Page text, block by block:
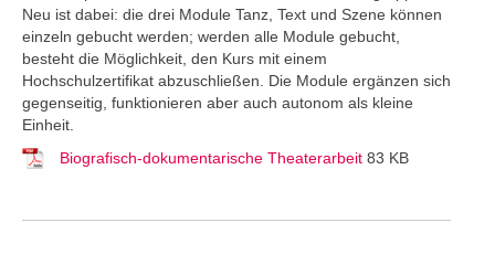
Neu ist dabei: die drei Module Tanz, Text und Szene können
einzeln gebucht werden; werden alle Module gebucht,
besteht die Möglichkeit, den Kurs mit einem
Hochschulzertifikat abzuschließen. Die Module ergänzen sich
gegenseitig, funktionieren aber auch autonom als kleine
Einheit.
Biografisch-dokumentarische Theaterarbeit 83 KB